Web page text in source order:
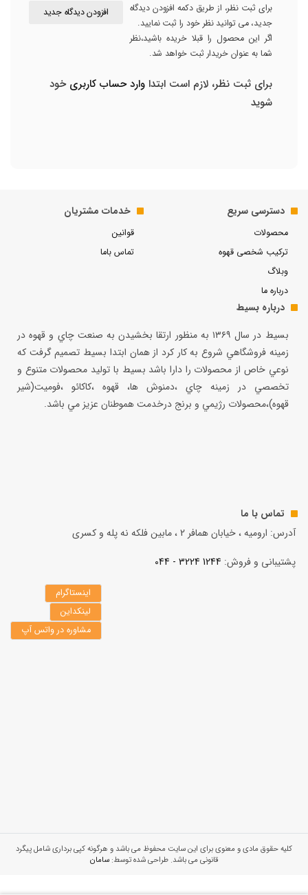
برای ثبت نظر، از طریق دکمه افزودن دیدگاه
جدید، می توانید نظر خود را ثبت نمایید.
اگر این محصول را قبلا خریده باشید،نظر
شما به عنوان خریدار ثبت خواهد شد.
افزودن دیدگاه جدید
برای ثبت نظر، لازم است ابتدا وارد حساب کاربریخود
شوید
دسترسی سریع
محصولات
ترکیب شخصی قهوه
وبلاگ
درباره ما
خدمات مشتریان
قوانین
تماس باما
درباره بسیط
بسيط در سال ۱۳۶۹ به منظور ارتقا بخشيدن به صنعت چاي و قهوه در
زمينه فروشگاهي شروع به كار كرد از همان ابتدا بسيط تصميم گرفت كه
نوعي خاص از محصولات را دارا باشد بسيط با توليد محصولات متنوع و
تخصصي در زمينه چاي ،دمنوش ها، قهوه ،كاكائو ،فوميت(شير
قهوه)،محصولات رژيمي و برنج درخدمت هموطنان عزيز مي باشد.
تماس با ما
آدرس: ارومیه ، خیابان همافر 2 ، مابين فلكه نه پله و کسری
پشتیبانی و فروش: 1244 3224 - 044
اینستاگرام
لینکداین
مشاوره در واتس آپ
کلیه حقوق مادی و معنوی برای این سایت محفوظ می باشد و هرگونه کپی برداری شامل پیگرد
قانونی می باشد. طراحی شده توسط:سامان